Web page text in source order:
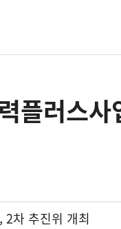
플러스
, 2차 추진위 개최